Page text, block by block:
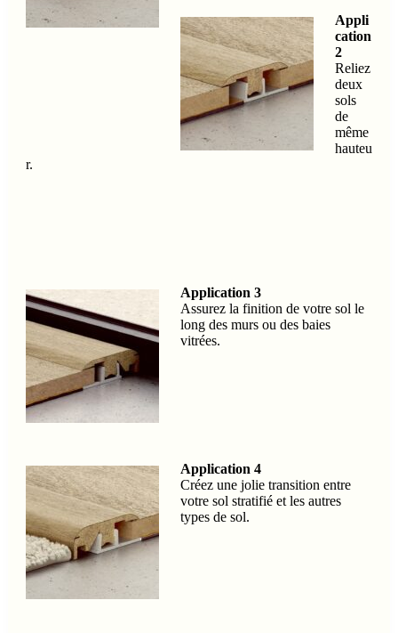
Appli
cation
2
Reliez
deux
sols
de
même
hauteu
r.
Application 3
Assurez la finition de votre sol le
long des murs ou des baies
vitrées.
Application 4
Créez une jolie transition entre
votre sol stratifié et les autres
types de sol.